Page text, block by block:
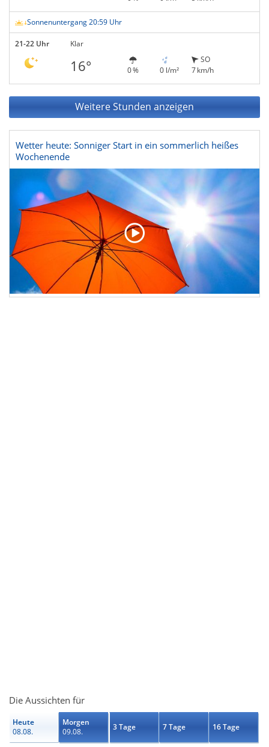
Sonnenuntergang 20:59 Uhr
21-22 Uhr Klar
16° 0 % 0 l/m²
SO
7 km/h
Weitere Stunden anzeigen
Wetter heute: Sonniger Start in ein sommerlich heißes
Wochenende
Die Aussichten für
Heute
08.08.
Morgen
09.08.
3 Tage 7 Tage 16 Tage